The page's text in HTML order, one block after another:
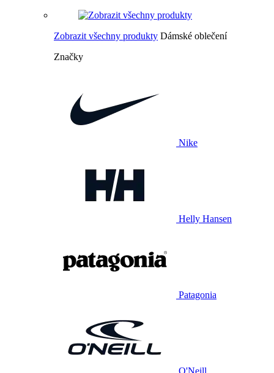
Zobrazit všechny produkty Dámské oblečení
Značky
Nike
Helly Hansen
Patagonia
O'Neill